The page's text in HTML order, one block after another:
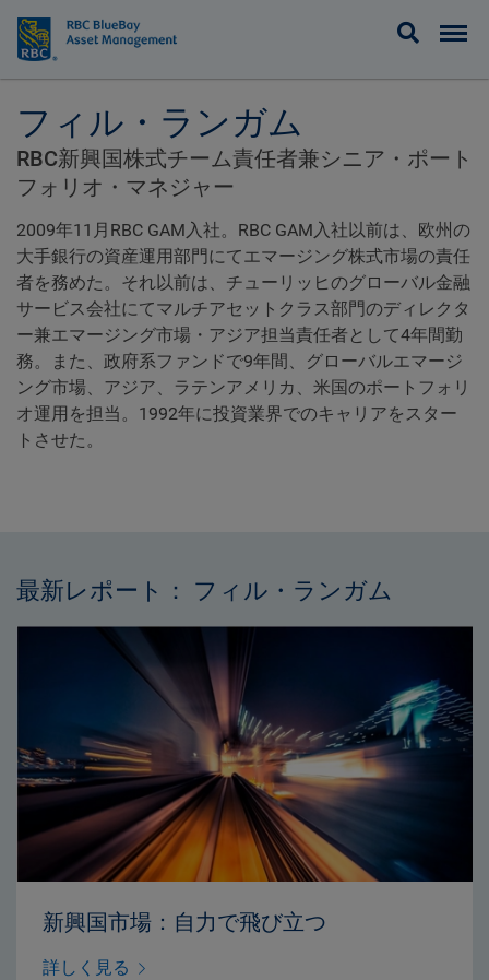
BlueBay
フィル・ランガム
RBC新興国株式チーム責任者兼シニア・ポート
フォリオ・マネジャー
2009年11月RBC GAM入社。RBC GAM入社以前は、欧州の
大手銀行の資産運用部門にてエマージング株式市場の責任
者を務めた。それ以前は、チューリッヒのグローバル金融
サービス会社にてマルチアセットクラス部門のディレクタ
ー兼エマージング市場・アジア担当責任者として4年間勤
務。また、政府系ファンドで9年間、グローバルエマージ
ング市場、アジア、ラテンアメリカ、米国のポートフォリ
オ運用を担当。1992年に投資業界でのキャリアをスター
トさせた。
最新レポート： フィル・ランガム
新興国市場：自力で飛び立つ
詳しく見る